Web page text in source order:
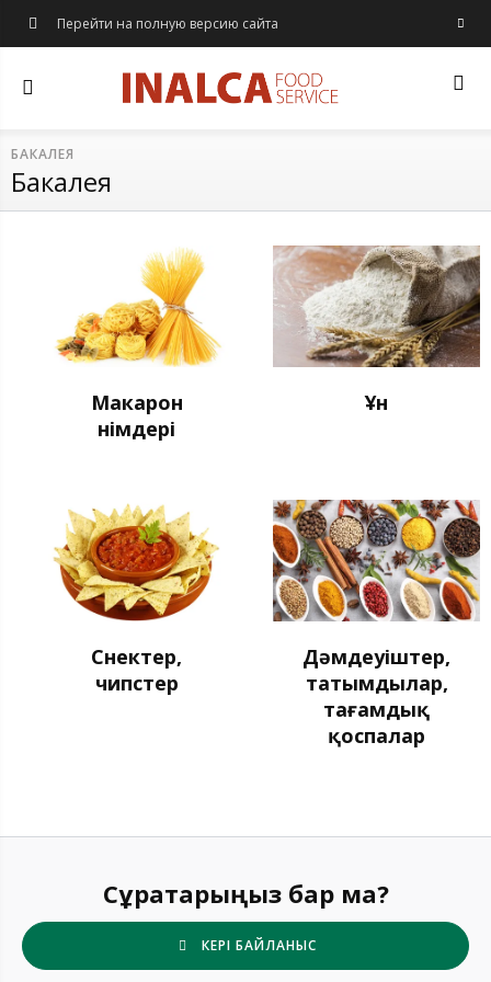
Перейти на полную версию сайта
БАКАЛЕЯ
Бакалея
Макарон
өнімдері
Ұн
Снектер,
чипстер
Дәмдеуіштер,
татымдылар,
тағамдық
қоспалар
Сұрақтарыңыз бар ма?
КЕРІ БАЙЛАНЫС